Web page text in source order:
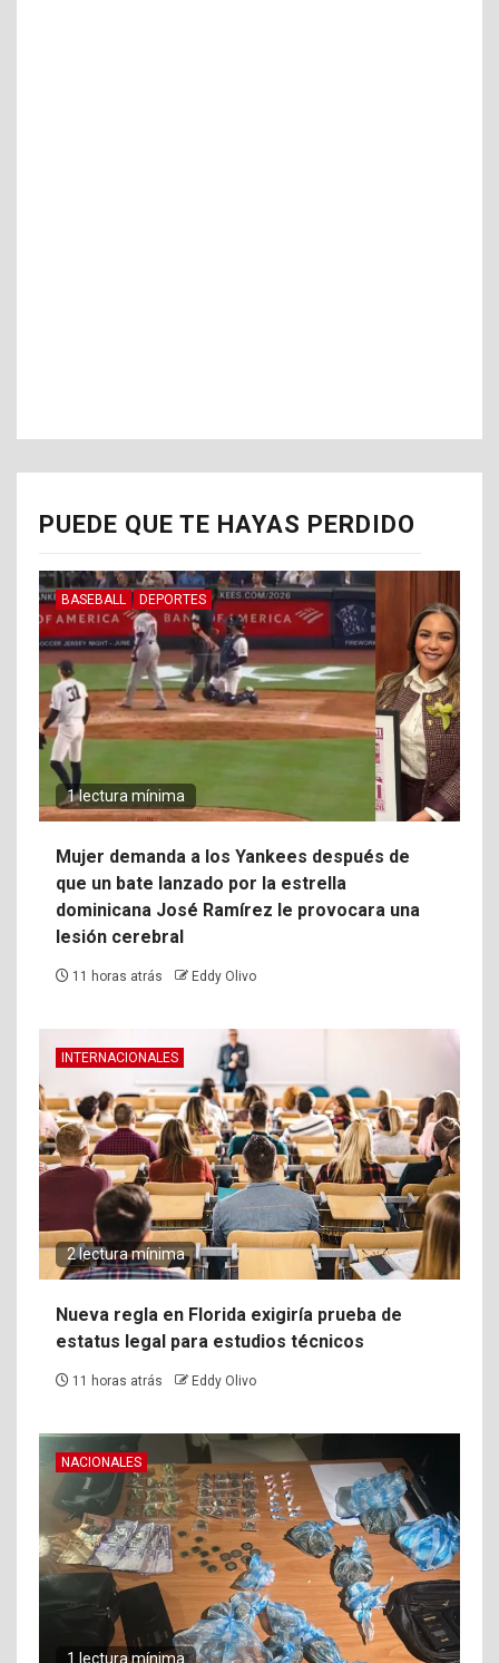
PUEDE QUE TE HAYAS PERDIDO
BASEBALL DEPORTES
1 lectura mínima
Mujer demanda a los Yankees después de
que un bate lanzado por la estrella
dominicana José Ramírez le provocara una
lesión cerebral
11 horas atrás Eddy Olivo
INTERNACIONALES
2 lectura mínima
Nueva regla en Florida exigiría prueba de
estatus legal para estudios técnicos
11 horas atrás Eddy Olivo
NACIONALES
1 lectura mínima